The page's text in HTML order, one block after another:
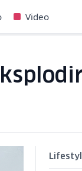
Video